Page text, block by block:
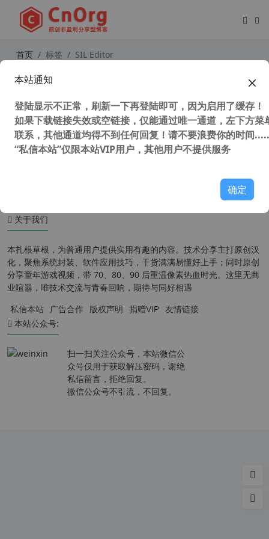
首页 标签 SIL Editor
工具
关于我们
本扎根草根，为普通用户提供实用有趣的内容。技术分享主打原创汉
化，聚焦系统封装、软件应用技巧，干货满满易懂好上手；同时原创
分享童年游戏视频，带 70、80、90 后重温像素热血时光。这里无商
业喧嚣，唯技术交流与青春回响，期待与同好相遇
私信本站 广告合作 版权声明 捐赠VIP 友情链接
本站公众号:
扫一扫关注公众号，本站微信公
众号仅用于获取解压密码，谢绝
私信留言，拒绝回复。
微信公众号不引流，不回复。
本站通知
登陆显示不正常，刷新一下再登陆即可，因为启用了缓存！
如果下载链接失效或空链接，仅能通过唯一通道，左下方菜
联系，其他通道均得不到任何回复！请不要浪费你的时间
“私信本站”仅限本站VIP用户，其他用户不提供服务
确定